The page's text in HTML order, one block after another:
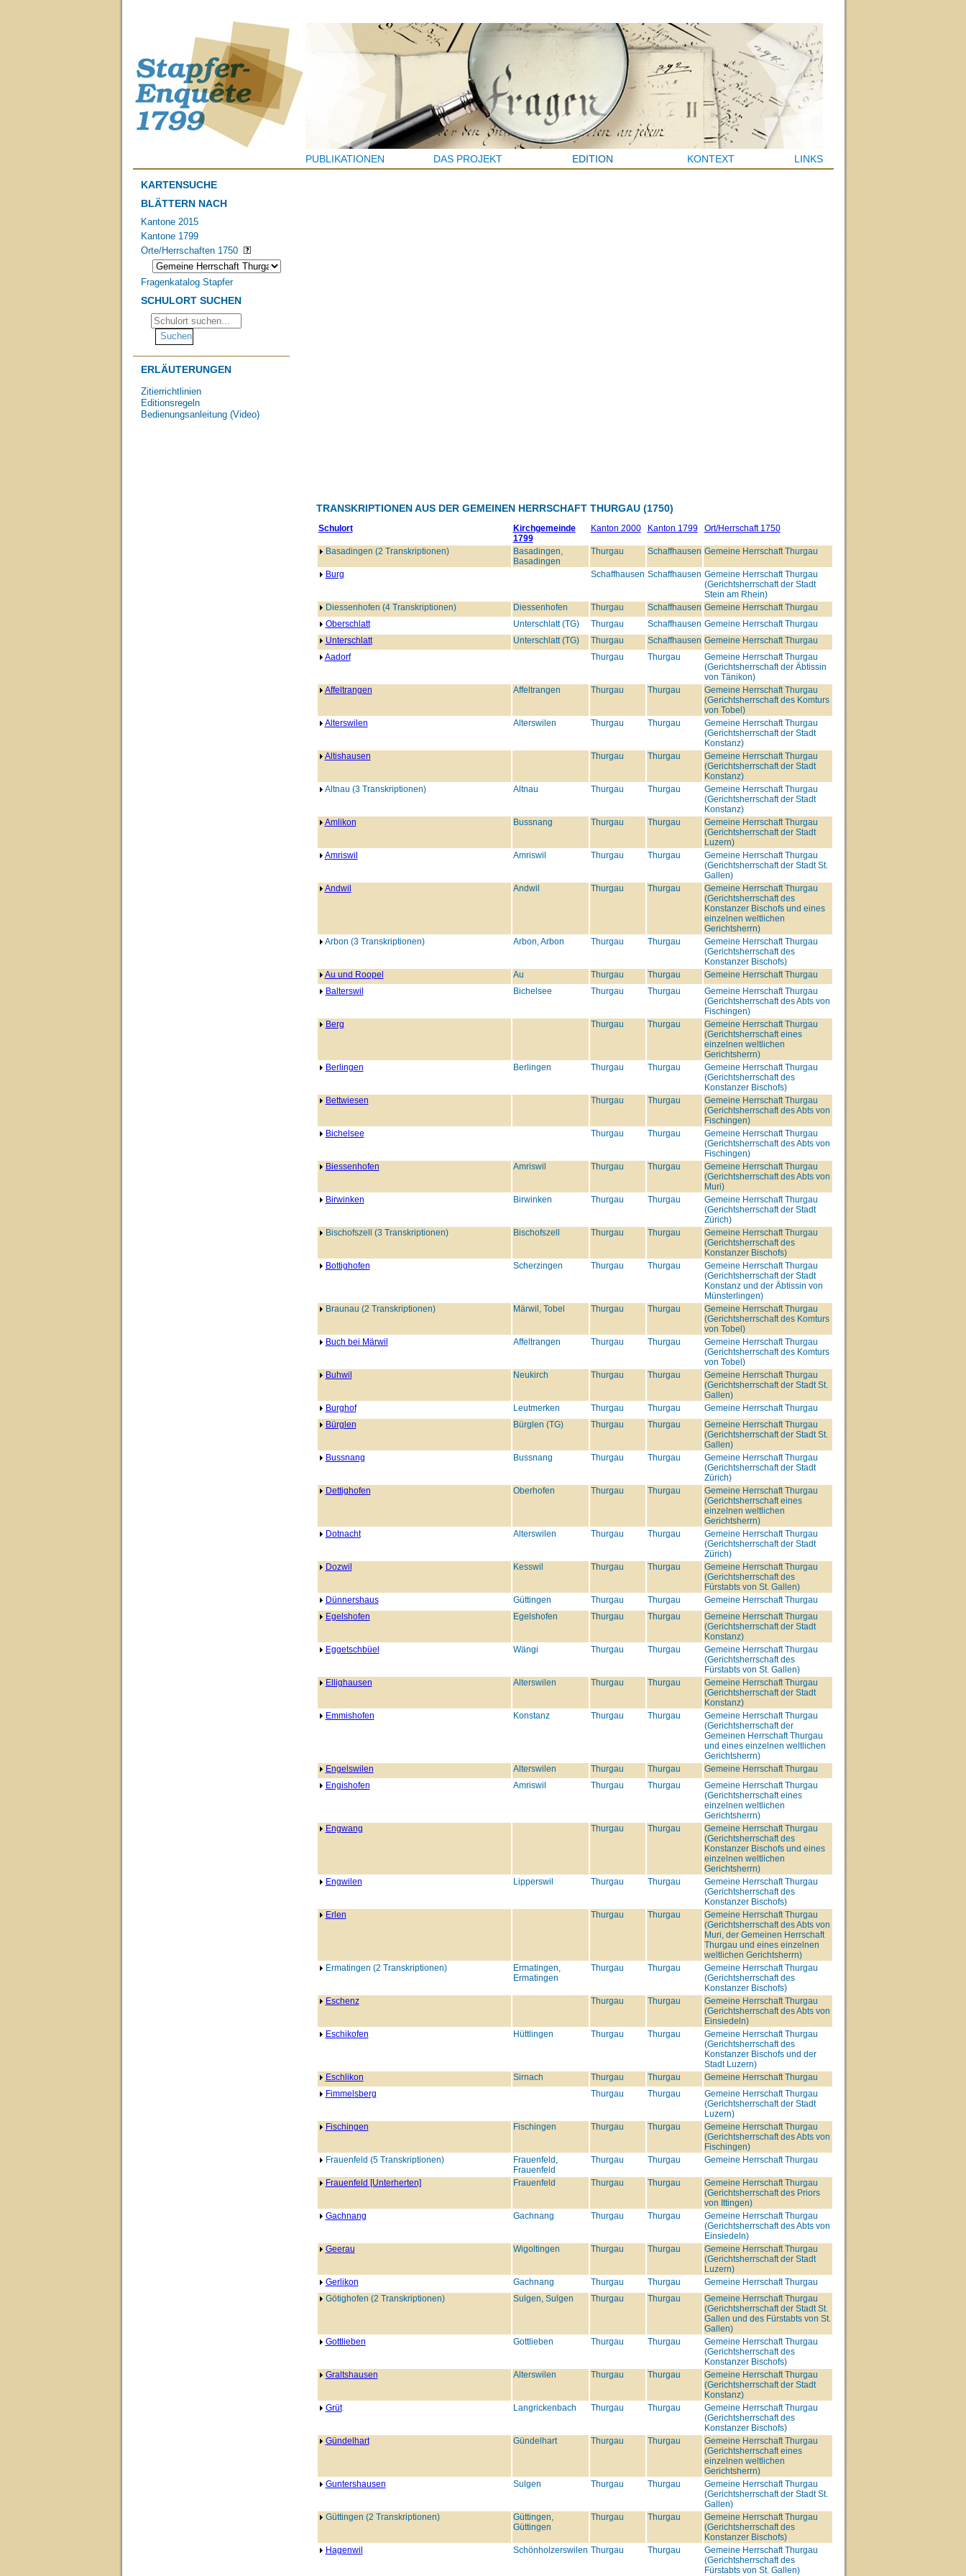
PUBLIKATIONEN DAS PROJEKT EDITION KONTEXT LINKS
KARTENSUCHE
BLÄTTERN NACH
Kantone 2015
Kantone 1799
Orte/Herrschaften 1750
Fragenkatalog Stapfer
SCHULORT SUCHEN
ERLÄUTERUNGEN
Zitierrichtlinien
Editionsregeln
Bedienungsanleitung (Video)
TRANSKRIPTIONEN AUS DER GEMEINEN HERRSCHAFT THURGAU (1750)
Schulort
Kirchgemeinde
1799
Kanton 2000 Kanton 1799 Ort/Herrschaft 1750
Basadingen (2 Transkriptionen)
Basadingen,
Basadingen
Thurgau Schaffhausen Gemeine Herrschaft Thurgau
Burg Schaffhausen Schaffhausen Gemeine Herrschaft Thurgau
(Gerichtsherrschaft der Stadt
Stein am Rhein)
Diessenhofen (4 Transkriptionen)
Diessenhofen Thurgau Schaffhausen Gemeine Herrschaft Thurgau
Oberschlatt
Unterschlatt (TG) Thurgau Schaffhausen Gemeine Herrschaft Thurgau
Unterschlatt
Unterschlatt (TG) Thurgau Schaffhausen Gemeine Herrschaft Thurgau
Aadorf
Thurgau Thurgau
Gemeine Herrschaft Thurgau
(Gerichtsherrschaft der Äbtissin
von Tänikon)
Affeltrangen
Affeltrangen Thurgau Thurgau
Gemeine Herrschaft Thurgau
(Gerichtsherrschaft des Komturs
von Tobel)
Alterswilen
Alterswilen Thurgau Thurgau
Gemeine Herrschaft Thurgau
(Gerichtsherrschaft der Stadt
Konstanz)
Altishausen
Thurgau Thurgau
Gemeine Herrschaft Thurgau
(Gerichtsherrschaft der Stadt
Konstanz)
Altnau (3 Transkriptionen)
Altnau Thurgau Thurgau
Gemeine Herrschaft Thurgau
(Gerichtsherrschaft der Stadt
Konstanz)
Amlikon
Bussnang Thurgau Thurgau
Gemeine Herrschaft Thurgau
(Gerichtsherrschaft der Stadt
Luzern)
Amriswil
Amriswil Thurgau Thurgau
Gemeine Herrschaft Thurgau
(Gerichtsherrschaft der Stadt St.
Gallen)
Andwil
Andwil Thurgau Thurgau
Gemeine Herrschaft Thurgau
(Gerichtsherrschaft des
Konstanzer Bischofs und eines
einzelnen weltlichen
Gerichtsherrn)
Arbon (3 Transkriptionen)
Arbon, Arbon Thurgau Thurgau
Gemeine Herrschaft Thurgau
(Gerichtsherrschaft des
Konstanzer Bischofs)
Au und Roopel
Au Thurgau Thurgau
Gemeine Herrschaft Thurgau
Balterswil
Bichelsee Thurgau Thurgau
Gemeine Herrschaft Thurgau
(Gerichtsherrschaft des Abts von
Fischingen)
Berg
Thurgau Thurgau
Gemeine Herrschaft Thurgau
(Gerichtsherrschaft eines
einzelnen weltlichen
Gerichtsherrn)
Berlingen
Berlingen Thurgau Thurgau
Gemeine Herrschaft Thurgau
(Gerichtsherrschaft des
Konstanzer Bischofs)
Bettwiesen
Thurgau Thurgau
Gemeine Herrschaft Thurgau
(Gerichtsherrschaft des Abts von
Fischingen)
Bichelsee
Thurgau Thurgau
Gemeine Herrschaft Thurgau
(Gerichtsherrschaft des Abts von
Fischingen)
Biessenhofen
Amriswil Thurgau Thurgau
Gemeine Herrschaft Thurgau
(Gerichtsherrschaft des Abts von
Muri)
Birwinken
Birwinken Thurgau Thurgau
Gemeine Herrschaft Thurgau
(Gerichtsherrschaft der Stadt
Zürich)
Bischofszell (3 Transkriptionen)
Bischofszell Thurgau Thurgau
Gemeine Herrschaft Thurgau
(Gerichtsherrschaft des
Konstanzer Bischofs)
Bottighofen
Scherzingen Thurgau Thurgau
Gemeine Herrschaft Thurgau
(Gerichtsherrschaft der Stadt
Konstanz und der Äbtissin von
Münsterlingen)
Braunau (2 Transkriptionen)
Märwil, Tobel Thurgau Thurgau
Gemeine Herrschaft Thurgau
(Gerichtsherrschaft des Komturs
von Tobel)
Buch bei Märwil
Affeltrangen Thurgau Thurgau
Gemeine Herrschaft Thurgau
(Gerichtsherrschaft des Komturs
von Tobel)
Buhwil
Neukirch Thurgau Thurgau
Gemeine Herrschaft Thurgau
(Gerichtsherrschaft der Stadt St.
Gallen)
Burghof
Leutmerken Thurgau Thurgau
Gemeine Herrschaft Thurgau
Bürglen
Bürglen (TG) Thurgau Thurgau
Gemeine Herrschaft Thurgau
(Gerichtsherrschaft der Stadt St.
Gallen)
Bussnang
Bussnang Thurgau Thurgau
Gemeine Herrschaft Thurgau
(Gerichtsherrschaft der Stadt
Zürich)
Dettighofen
Oberhofen Thurgau Thurgau
Gemeine Herrschaft Thurgau
(Gerichtsherrschaft eines
einzelnen weltlichen
Gerichtsherrn)
Dotnacht
Alterswilen Thurgau Thurgau
Gemeine Herrschaft Thurgau
(Gerichtsherrschaft der Stadt
Zürich)
Dozwil
Kesswil Thurgau Thurgau
Gemeine Herrschaft Thurgau
(Gerichtsherrschaft des
Fürstabts von St. Gallen)
Dünnershaus
Güttingen Thurgau Thurgau
Gemeine Herrschaft Thurgau
Egelshofen
Egelshofen Thurgau Thurgau
Gemeine Herrschaft Thurgau
(Gerichtsherrschaft der Stadt
Konstanz)
Eggetschbüel
Wängi Thurgau Thurgau
Gemeine Herrschaft Thurgau
(Gerichtsherrschaft des
Fürstabts von St. Gallen)
Ellighausen
Alterswilen Thurgau Thurgau
Gemeine Herrschaft Thurgau
(Gerichtsherrschaft der Stadt
Konstanz)
Emmishofen
Konstanz Thurgau Thurgau
Gemeine Herrschaft Thurgau
(Gerichtsherrschaft der
Gemeinen Herrschaft Thurgau
und eines einzelnen weltlichen
Gerichtsherrn)
Engelswilen
Alterswilen Thurgau Thurgau
Gemeine Herrschaft Thurgau
Engishofen
Amriswil Thurgau Thurgau
Gemeine Herrschaft Thurgau
(Gerichtsherrschaft eines
einzelnen weltlichen
Gerichtsherrn)
Engwang
Thurgau Thurgau
Gemeine Herrschaft Thurgau
(Gerichtsherrschaft des
Konstanzer Bischofs und eines
einzelnen weltlichen
Gerichtsherrn)
Engwilen
Lipperswil Thurgau Thurgau
Gemeine Herrschaft Thurgau
(Gerichtsherrschaft des
Konstanzer Bischofs)
Erlen
Thurgau Thurgau
Gemeine Herrschaft Thurgau
(Gerichtsherrschaft des Abts von
Muri, der Gemeinen Herrschaft
Thurgau und eines einzelnen
weltlichen Gerichtsherrn)
Ermatingen (2 Transkriptionen)
Ermatingen,
Ermatingen
Thurgau Thurgau
Gemeine Herrschaft Thurgau
(Gerichtsherrschaft des
Konstanzer Bischofs)
Eschenz
Thurgau Thurgau
Gemeine Herrschaft Thurgau
(Gerichtsherrschaft des Abts von
Einsiedeln)
Eschikofen
Hüttlingen Thurgau Thurgau
Gemeine Herrschaft Thurgau
(Gerichtsherrschaft des
Konstanzer Bischofs und der
Stadt Luzern)
Eschlikon
Sirnach Thurgau Thurgau
Gemeine Herrschaft Thurgau
Fimmelsberg
Thurgau Thurgau
Gemeine Herrschaft Thurgau
(Gerichtsherrschaft der Stadt
Luzern)
Fischingen
Fischingen Thurgau Thurgau
Gemeine Herrschaft Thurgau
(Gerichtsherrschaft des Abts von
Fischingen)
Frauenfeld (5 Transkriptionen)
Frauenfeld,
Frauenfeld
Thurgau Thurgau Gemeine Herrschaft Thurgau
Frauenfeld [Unterherten] Frauenfeld Thurgau Thurgau
Gemeine Herrschaft Thurgau
(Gerichtsherrschaft des Priors
von Ittingen)
Gachnang
Gachnang Thurgau Thurgau
Gemeine Herrschaft Thurgau
(Gerichtsherrschaft des Abts von
Einsiedeln)
Geerau
Wigoltingen Thurgau Thurgau
Gemeine Herrschaft Thurgau
(Gerichtsherrschaft der Stadt
Luzern)
Gerlikon
Gachnang Thurgau Thurgau
Gemeine Herrschaft Thurgau
Götighofen (2 Transkriptionen)
Sulgen, Sulgen Thurgau Thurgau
Gemeine Herrschaft Thurgau
(Gerichtsherrschaft der Stadt St.
Gallen und des Fürstabts von St.
Gallen)
Gottlieben
Gottlieben Thurgau Thurgau
Gemeine Herrschaft Thurgau
(Gerichtsherrschaft des
Konstanzer Bischofs)
Graltshausen
Alterswilen Thurgau Thurgau
Gemeine Herrschaft Thurgau
(Gerichtsherrschaft der Stadt
Konstanz)
Grüt
Langrickenbach Thurgau Thurgau
Gemeine Herrschaft Thurgau
(Gerichtsherrschaft des
Konstanzer Bischofs)
Gündelhart
Gündelhart Thurgau Thurgau
Gemeine Herrschaft Thurgau
(Gerichtsherrschaft eines
einzelnen weltlichen
Gerichtsherrn)
Guntershausen
Sulgen Thurgau Thurgau
Gemeine Herrschaft Thurgau
(Gerichtsherrschaft der Stadt St.
Gallen)
Güttingen (2 Transkriptionen)
Güttingen,
Güttingen
Thurgau Thurgau
Gemeine Herrschaft Thurgau
(Gerichtsherrschaft des
Konstanzer Bischofs)
Hagenwil
Schönholzerswilen Thurgau Thurgau
Gemeine Herrschaft Thurgau
(Gerichtsherrschaft des
Fürstabts von St. Gallen)